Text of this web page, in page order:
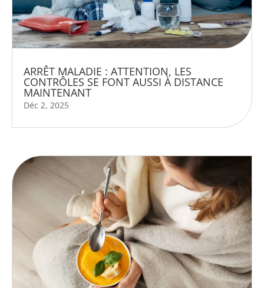
ARRÊT MALADIE : ATTENTION, LES
CONTRÔLES SE FONT AUSSI À DISTANCE
MAINTENANT
Déc 2, 2025